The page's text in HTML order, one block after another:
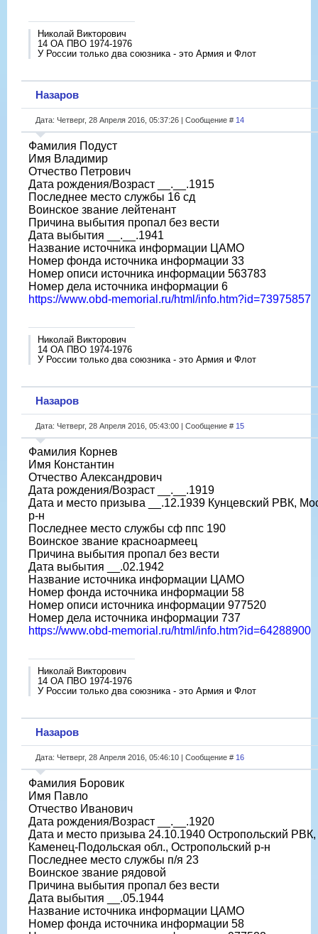
Николай Викторович
14 ОА ПВО 1974-1976
У России только два союзника - это Армия и Флот
Назаров
Дата: Четверг, 28 Апреля 2016, 05:37:26 | Сообщение # 14
Фамилия Подуст
Имя Владимир
Отчество Петрович
Дата рождения/Возраст __.__.1915
Последнее место службы 16 сд
Воинское звание лейтенант
Причина выбытия пропал без вести
Дата выбытия __.__.1941
Название источника информации ЦАМО
Номер фонда источника информации 33
Номер описи источника информации 563783
Номер дела источника информации 6
https://www.obd-memorial.ru/html/info.htm?id=73975857
Николай Викторович
14 ОА ПВО 1974-1976
У России только два союзника - это Армия и Флот
Назаров
Дата: Четверг, 28 Апреля 2016, 05:43:00 | Сообщение # 15
Фамилия Корнев
Имя Константин
Отчество Александрович
Дата рождения/Возраст __.__.1919
Дата и место призыва __.12.1939 Кунцевский РВК,
р-н
Последнее место службы сф ппс 190
Воинское звание красноармеец
Причина выбытия пропал без вести
Дата выбытия __.02.1942
Название источника информации ЦАМО
Номер фонда источника информации 58
Номер описи источника информации 977520
Номер дела источника информации 737
https://www.obd-memorial.ru/html/info.htm?id=64288900
Николай Викторович
14 ОА ПВО 1974-1976
У России только два союзника - это Армия и Флот
Назаров
Дата: Четверг, 28 Апреля 2016, 05:46:10 | Сообщение # 16
Фамилия Боровик
Имя Павло
Отчество Иванович
Дата рождения/Возраст __.__.1920
Дата и место призыва 24.10.1940 Остропольский
Каменец-Подольская обл., Остропольский р-н
Последнее место службы п/я 23
Воинское звание рядовой
Причина выбытия пропал без вести
Дата выбытия __.05.1944
Название источника информации ЦАМО
Номер фонда источника информации 58